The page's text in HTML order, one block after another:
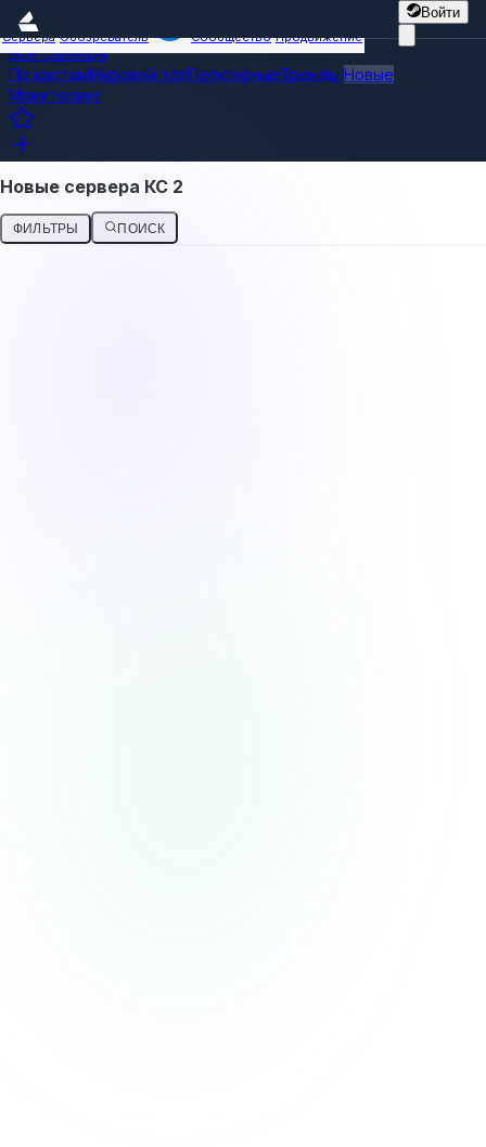
Войти
Сервера Обозреватель Сообщество Продвижение
Все сервера
По картамМировой топПопулярныеТренды Новые
Мониторинг
Новые сервера КС 2
ФИЛЬТРЫ ПОИСК